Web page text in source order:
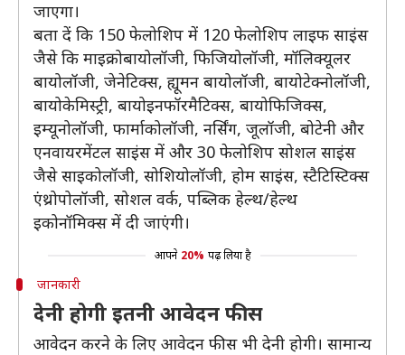
जाएगा।
बता दें कि 150 फेलोशिप में 120 फेलोशिप लाइफ साइंस
जैसे कि माइक्रोबायोलॉजी, फिजियोलॉजी, मॉलिक्यूलर
बायोलॉजी, जेनेटिक्स, ह्यूमन बायोलॉजी, बायोटेक्नोलॉजी,
बायोकेमिस्ट्री, बायोइनफॉरमैटिक्स, बायोफिजिक्स,
इम्यूनोलॉजी, फार्माकोलॉजी, नर्सिंग, जूलॉजी, बोटेनी और
एनवायरमेंटल साइंस में और 30 फेलोशिप सोशल साइंस
जैसे साइकोलॉजी, सोशियोलॉजी, होम साइंस, स्टैटिस्टिक्स
एंथ्रोपोलॉजी, सोशल वर्क, पब्लिक हेल्थ/हेल्थ
इकोनॉमिक्स में दी जाएंगी।
आपने 20% पढ़ लिया है
जानकारी
देनी होगी इतनी आवेदन फीस
आवेदन करने के लिए आवेदन फीस भी देनी होगी। सामान्य